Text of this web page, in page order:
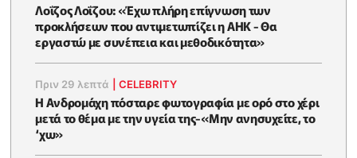
Λοΐζος Λοΐζου: «Έχω πλήρη επίγνωση των
προκλήσεων που αντιμετωπίζει η ΑΗΚ - Θα
εργαστώ με συνέπεια και μεθοδικότητα»
Πριν 29 λεπτά |CELEBRITY
Η Ανδρομάχη πόσταρε φωτoγραφία με ορό στο χέρι
μετά το θέμα με την υγεία της-«Μην ανησυχείτε, το
‘χω»